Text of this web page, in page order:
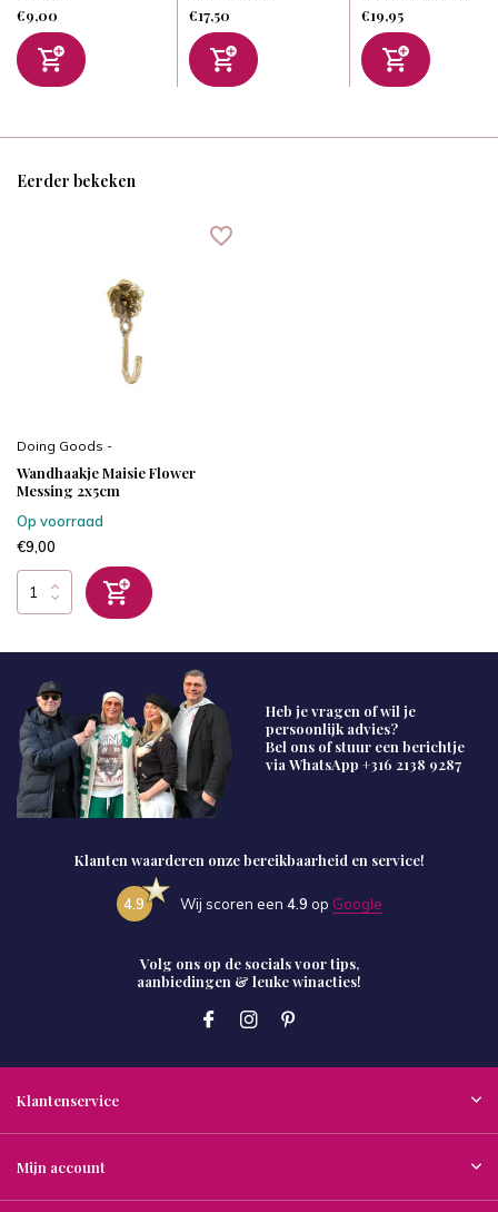
€9,00
€17,50
€19,95
Eerder bekeken
Doing Goods -
Wandhaakje Maisie Flower
Messing 2x5cm
Op voorraad
€9,00
Heb je vragen of wil je
persoonlijk advies?
Bel ons of stuur een berichtje
via WhatsApp +316 2138 9287
Klanten waarderen onze bereikbaarheid en service!
4.9 Wij scoren een 4.9 op Google
Volg ons op de socials voor tips,
aanbiedingen & leuke winacties!
Klantenservice
Mijn account